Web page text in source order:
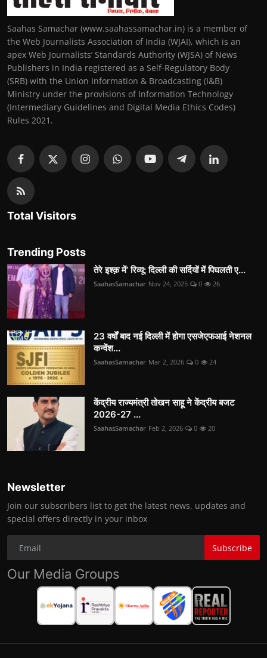
Saahas Samachar (www.saahassamachar.in) is a member of
the Web Journalists Association of India (WJAI), which is an
apex Web Journalists’ Standards Authority (WJSA) of News
Publishers in India registered as a Self-Regulatory Body
(SRB) with the Union Information & Broadcasting (I&B)
Ministry under the provisions of Information Technology
(Intermediary Guidelines and Digital Media Ethics Codes)
Rules 2021.
Total Visitors
Trending Posts
तेरे इश्क़ में’ रिव्यू: दिल्ली की सर्दियों में पिघलती ए...
SaahasSamachar Nov 24, 2025 0 26
23 वर्षों बाद नई दिल्ली में होगा एसजेएफआई नेशनल
कन्वेंश...
SaahasSamachar Mar 2, 2026 0 24
केंद्रीय राज्यमंत्री तोखन साहू ने केंद्रीय बजट
2026-27 ...
SaahasSamachar Feb 2, 2026 0 20
Newsletter
Join our subscribers list to get the latest news, updates and
special offers directly in your inbox
Subscribe
Our Media Groups